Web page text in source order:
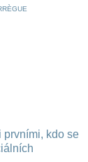
prvními, kdo se